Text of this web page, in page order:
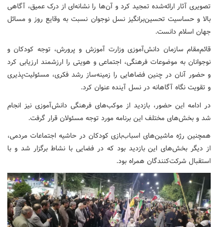
تصویری آثار ارائه‌شده تمجید کرد و آن‌ها را نشانه‌ای از درک عمیق، آگاهی
بالا و حساسیت تحسین‌برانگیز نسل نوجوان نسبت به وقایع روز و مسائل
جهان اسلام دانست.
قائم‌مقام سازمان دانش‌آموزی وزارت آموزش و پرورش، توجه کودکان و
نوجوانان به موضوعات فرهنگی، اجتماعی و هویتی را ارزشمند ارزیابی کرد
و حضور آنان در چنین فضاهایی را زمینه‌ساز رشد فکری، مسئولیت‌پذیری
و تقویت نگاه آگاهانه در نسل آینده عنوان کرد.
در ادامه این حضور، بازدید از موکب‌های فرهنگی دانش‌آموزی نیز انجام
شد و بخش‌های مختلف این برنامه مورد توجه مسئولان قرار گرفت.
همچنین رژه ماشین‌های اسباب‌بازی کودکان در حاشیه اجتماعات مردمی،
از دیگر بخش‌های این بازدید بود که در فضایی با نشاط برگزار شد و با
استقبال شرکت‌کنندگان همراه بود.